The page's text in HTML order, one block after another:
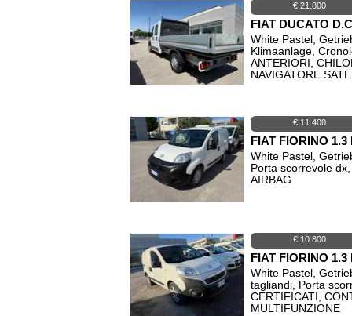
€ 21.800
FIAT DUCATO
White Pastel,
Klimaanlage,
ANTERIORI,
NAVIGATORE
€ 11.400
FIAT FIORINO
White Pastel,
Porta scorrevole
AIRBAG
€ 10.800
FIAT FIORINO
White Pastel,
tagliandi, Porta
CERTIFICATI,
MULTIFUNZIONE